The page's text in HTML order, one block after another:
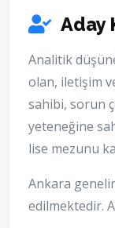
Aday
Analitik
olan, iletişim
sahibi, sorun
yeteneğine
lise mezunu
Ankara
edilmektedir.